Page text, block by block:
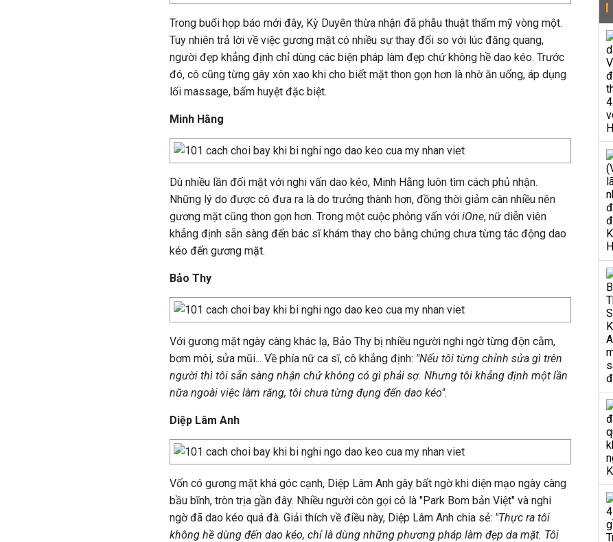
Trong buổi họp báo mới đây, Kỳ Duyên thừa nhận đã phẫu thuật thẩm mỹ vòng một.
Tuy nhiên trả lời về việc gương mặt có nhiều sự thay đổi so với lúc đăng quang,
người đẹp khẳng định chỉ dùng các biện pháp làm đẹp chứ không hề dao kéo. Trước
đó, cô cũng từng gây xôn xao khi cho biết mặt thon gọn hơn là nhờ ăn uống, áp dụng
lối massage, bấm huyệt đặc biệt.
Minh Hằng
Dù nhiều lần đối mặt với nghi vấn dao kéo, Minh Hằng luôn tìm cách phủ nhận.
Những lý do được cô đưa ra là do trưởng thành hơn, đồng thời giảm cân nhiều nên
gương mặt cũng thon gọn hơn. Trong một cuộc phỏng vấn với iOne, nữ diễn viên
khẳng định sẵn sàng đến bác sĩ khám thay cho bằng chứng chưa từng tác động dao
kéo đến gương mặt.
Bảo Thy
Với gương mặt ngày càng khác lạ, Bảo Thy bị nhiều người nghi ngờ từng độn cằm,
bơm môi, sửa mũi... Về phía nữ ca sĩ, cô khẳng định: "Nếu tôi từng chỉnh sửa gì trên
người thì tôi sẵn sàng nhận chứ không có gì phải sợ. Nhưng tôi khẳng định một lần
nữa ngoài việc làm răng, tôi chưa từng đụng đến dao kéo".
Diệp Lâm Anh
Vốn có gương mặt khá góc cạnh, Diệp Lâm Anh gây bất ngờ khi diện mạo ngày càng
bầu bĩnh, tròn trịa gần đây. Nhiều người còn gọi cô là "Park Bom bản Việt" và nghi
ngờ đã dao kéo quá đà. Giải thích về điều này, Diệp Lâm Anh chia sẻ: "Thực ra tôi
không hề dùng đến dao kéo, chỉ là dùng những phương pháp làm đẹp da mặt. Tôi